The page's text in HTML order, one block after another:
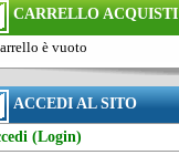
CARRELLO ACQUISTI
è vuoto
ACCEDI AL SITO
(Login)